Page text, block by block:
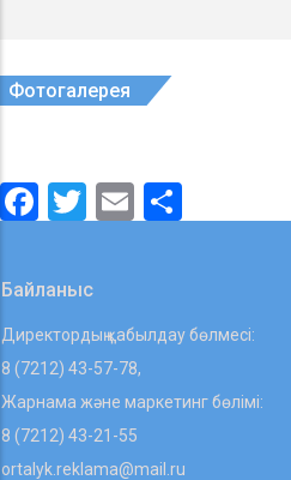
Фотогалерея
Facebook
Twitter
Email
Байланыс
Директордың қабылдау бөлмесі:
8 (7212) 43-57-78,
Жарнама және маркетинг бөлімі:
8 (7212) 43-21-55
ortalyk.reklama@mail.ru